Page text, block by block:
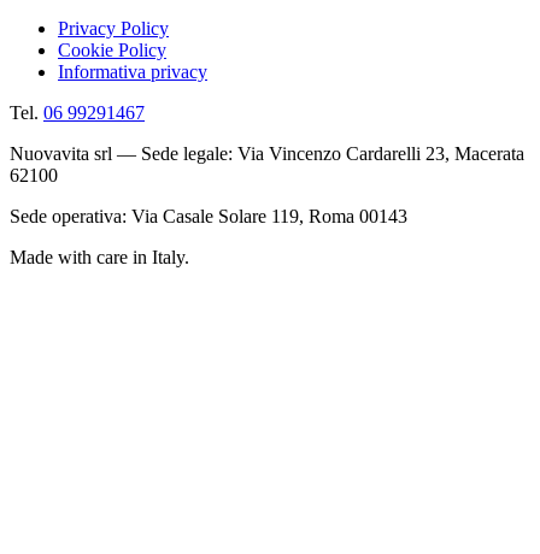
Privacy Policy
Cookie Policy
Informativa privacy
Tel. 06 99291467
Nuovavita srl — Sede legale: Via Vincenzo Cardarelli 23, Macerata
62100
Sede operativa: Via Casale Solare 119, Roma 00143
Made with care in Italy.